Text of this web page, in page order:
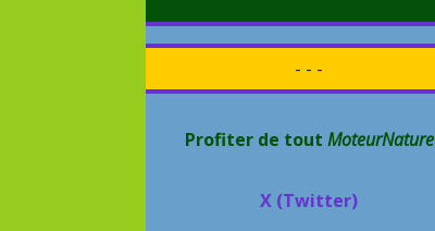
- - -
Profiter de tout MoteurNature
X (Twitter)